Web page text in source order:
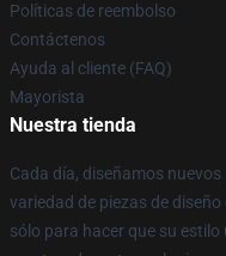
Políticas de reembolso
Contáctenos
Ayuda al cliente (FAQ)
Mayorista
Nuestra tienda
Cada día, diseñamos
variedad de piezas de
sólo para hacer que su